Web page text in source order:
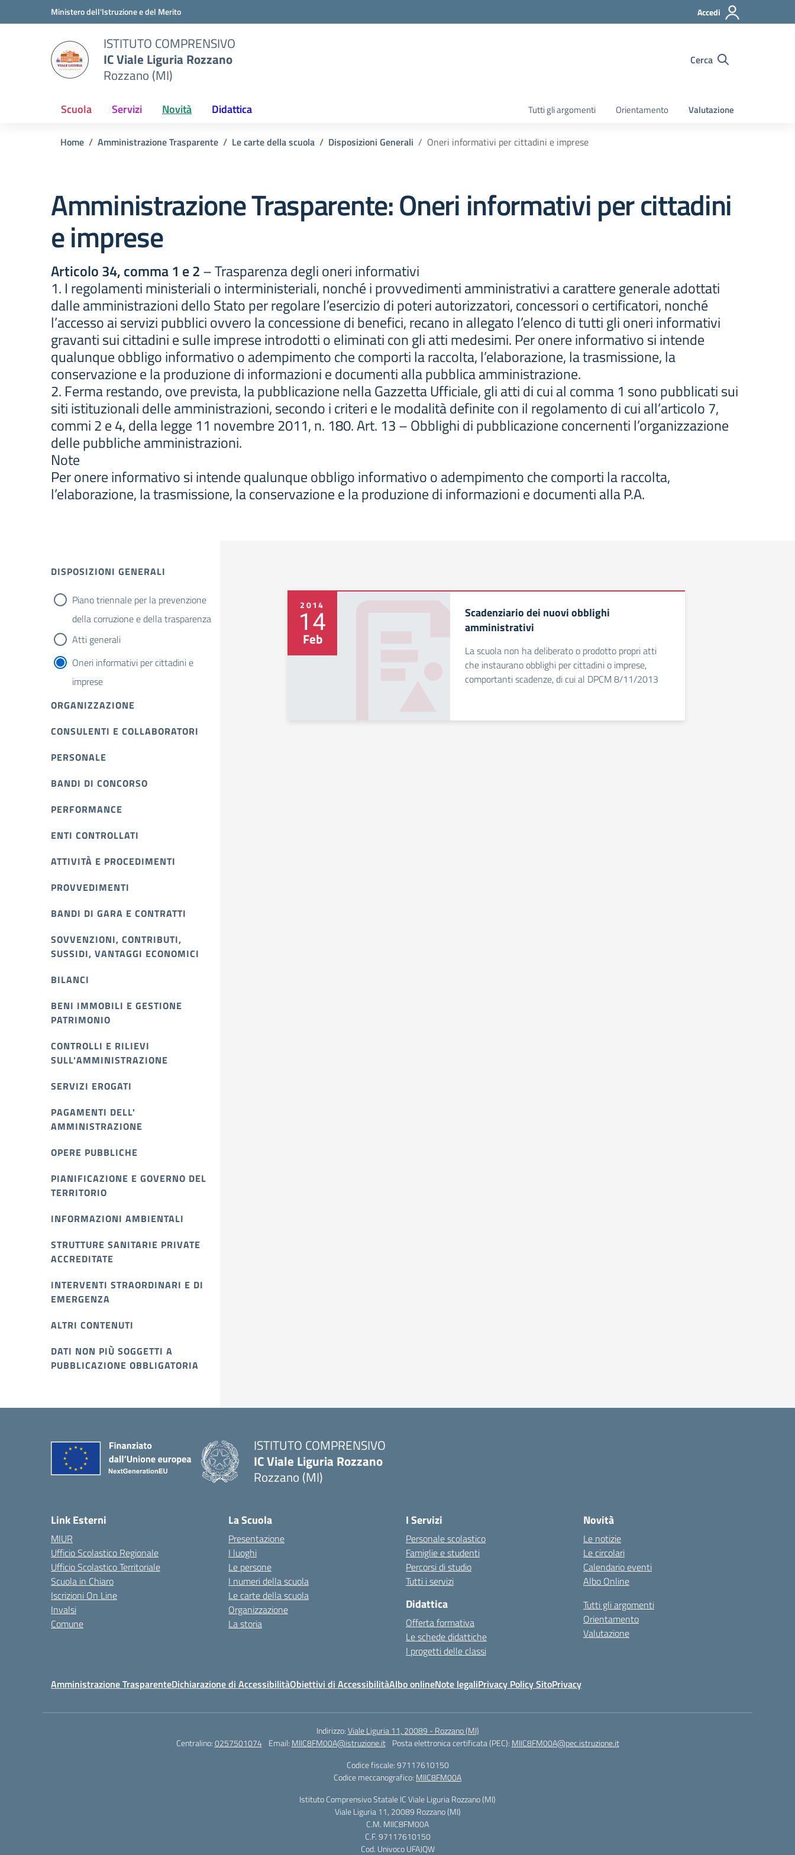
Vai ai contenuti
Vai al menu di navigazioneMinistero dell'Istruzione e del Merito Accedi
ISTITUTO COMPRENSIVO
IC Viale Liguria Rozzano
Rozzano (MI)
Cerca
Scuola Servizi Novità Didattica Tutti gli argomenti Orientamento Valutazione
Home Amministrazione Trasparente Le carte della scuola Disposizioni Generali Oneri informativi per cittadini e imprese
Amministrazione Trasparente:Oneri informativi per cittadini
e imprese
Articolo 34, comma 1 e 2– Trasparenza degli oneri informativi
1. I regolamenti ministeriali o interministeriali, nonché i provvedimenti amministrativi a carattere generale adottati
dalle amministrazioni dello Stato per regolare l’esercizio di poteri autorizzatori, concessori o certificatori, nonché
l’accesso ai servizi pubblici ovvero la concessione di benefici, recano in allegato l’elenco di tutti gli oneri informativi
gravanti sui cittadini e sulle imprese introdotti o eliminati con gli atti medesimi. Per onere informativo si intende
qualunque obbligo informativo o adempimento che comporti la raccolta, l’elaborazione, la trasmissione, la
conservazione e la produzione di informazioni e documenti alla pubblica amministrazione.
2. Ferma restando, ove prevista, la pubblicazione nella Gazzetta Ufficiale, gli atti di cui al comma 1 sono pubblicati sui
siti istituzionali delle amministrazioni, secondo i criteri e le modalità definite con il regolamento di cui all’articolo 7,
commi 2 e 4, della legge 11 novembre 2011, n. 180. Art. 13 – Obblighi di pubblicazione concernenti l’organizzazione
delle pubbliche amministrazioni.
Note
Per onere informativo si intende qualunque obbligo informativo o adempimento che comporti la raccolta,
l’elaborazione, la trasmissione, la conservazione e la produzione di informazioni e documenti alla P.A.
DISPOSIZIONI GENERALI
Piano triennale per la prevenzione
della corruzione e della trasparenza
Atti generali
Oneri informativi per cittadini e
imprese
ORGANIZZAZIONE
CONSULENTI E COLLABORATORI
PERSONALE
BANDI DI CONCORSO
PERFORMANCE
ENTI CONTROLLATI
ATTIVITÀ E PROCEDIMENTI
PROVVEDIMENTI
BANDI DI GARA E CONTRATTI
SOVVENZIONI, CONTRIBUTI,
SUSSIDI, VANTAGGI ECONOMICI
BILANCI
BENI IMMOBILI E GESTIONE
PATRIMONIO
CONTROLLI E RILIEVI
SULL'AMMINISTRAZIONE
SERVIZI EROGATI
PAGAMENTI DELL'
AMMINISTRAZIONE
OPERE PUBBLICHE
PIANIFICAZIONE E GOVERNO DEL
TERRITORIO
INFORMAZIONI AMBIENTALI
STRUTTURE SANITARIE PRIVATE
ACCREDITATE
INTERVENTI STRAORDINARI E DI
EMERGENZA
ALTRI CONTENUTI
DATI NON PIÙ SOGGETTI A
PUBBLICAZIONE OBBLIGATORIA
2014
14
Feb
Scadenziario dei nuovi obblighi
amministrativi
La scuola non ha deliberato o prodotto propri atti
che instaurano obblighi per cittadini o imprese,
comportanti scadenze, di cui al DPCM 8/11/2013
ISTITUTO COMPRENSIVO
IC Viale Liguria Rozzano
Rozzano (MI)
Link Esterni
MIUR
Ufficio Scolastico Regionale
Ufficio Scolastico Territoriale
Scuola in Chiaro
Iscrizioni On Line
Invalsi
Comune
La Scuola
Presentazione
I luoghi
Le persone
I numeri della scuola
Le carte della scuola
Organizzazione
La storia
I Servizi
Personale scolastico
Famiglie e studenti
Percorsi di studio
Tutti i servizi
Didattica
Offerta formativa
Le schede didattiche
I progetti delle classi
Novità
Le notizie
Le circolari
Calendario eventi
Albo Online
Tutti gli argomenti
Orientamento
Valutazione
Amministrazione TrasparenteDichiarazione di AccessibilitàObiettivi di AccessibilitàAlbo onlineNote legaliPrivacy Policy SitoPrivacy
Indirizzo:Viale Liguria 11, 20089 - Rozzano (MI)
Centralino:0257501074 Email: MIIC8FM00A@istruzione.it Posta elettronica certificata (PEC): MIIC8FM00A@pec.istruzione.it
Codice fiscale: 97117610150
Codice meccanografico: MIIC8FM00A
Istituto Comprensivo Statale IC Viale Liguria Rozzano (MI)
Viale Liguria 11, 20089 Rozzano (MI)
C.M. MIIC8FM00A
C.F. 97117610150
Cod. Univoco UFAJQW